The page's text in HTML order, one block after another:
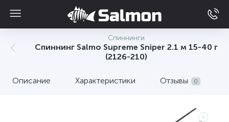
Спиннинги
Спиннинг Salmo Supreme Sniper 2.1 м 15-40 г
(2126-210)
Описание Характеристики Отзывы 0